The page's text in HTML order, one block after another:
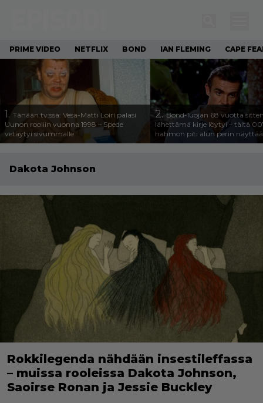
PRIME VIDEO NETFLIX BOND IAN FLEMING CAPE
1. Tänään tv:ssä: Vesa-Matti Loiri palasi
Uunon rooliin vuonna 1998 – Spede
vetäytyi sivummalle
2.Bond-luojan 68 vuotta
lähettämä kirje löytyi – tältä
hahmon piti alun perin näyttää
Dakota Johnson
Rokkilegenda nähdään insestileffassa
– muissa rooleissa Dakota Johnson,
Saoirse Ronan ja Jessie Buckley